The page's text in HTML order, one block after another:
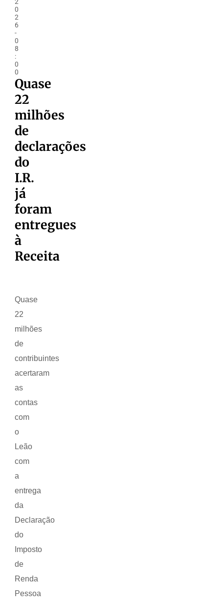
0
2
6
-
0
8
:
0
0
Quase
22
milhões
de
declarações
do
I.R.
já
foram
entregues
à
Receita
Quase
22
milhões
de
contribuintes
acertaram
as
contas
com
o
Leão
com
a
entrega
da
Declaração
do
Imposto
de
Renda
Pessoa